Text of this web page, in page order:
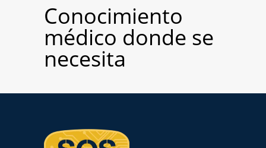
Conocimiento
médico donde se
necesita